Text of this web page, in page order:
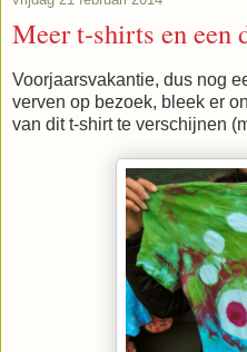
Meer t-shirts en een
Voorjaarsvakantie, dus nog
verven op bezoek, bleek er
van dit t-shirt te verschijnen